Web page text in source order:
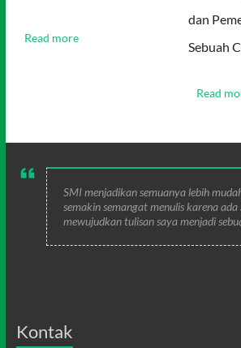
Read more
dan
Sebuah
Read
SMI menjadikan semuanya lebih
semakin semangat menulis karena
mewujudkan tulisan saya menjadi
Kontak